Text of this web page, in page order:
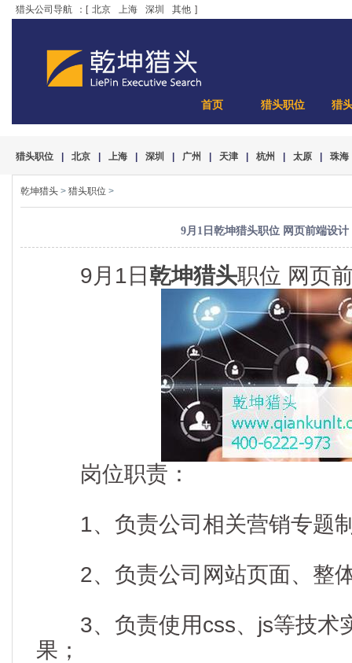
猎头公司导航 ：[ 北京 上海 深圳 其他 ]
首页 猎头职位 猎
猎头职位 北京 上海 深圳 广州 天津 杭州 太原 珠海
乾坤猎头 > 猎头职位 >
9月1日乾坤猎头职位 网页前端设计
9月1日 乾坤猎头职位 网页
岗位职责：
1、负责公司相关营销专题
2、负责公司网站页面、整
3、负责使用css、js等技术
果；